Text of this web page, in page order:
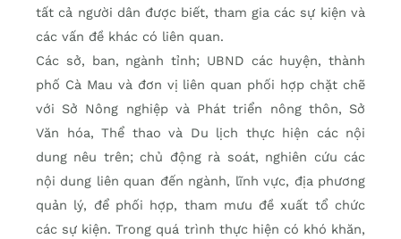
tất cả người dân được biết, tham gia các sự kiện và
các vấn đề khác có liên quan.
Các sở, ban, ngành tỉnh; UBND các huyện, thành
phố Cà Mau và đơn vị liên quan phối hợp chặt chẽ
với Sở Nông nghiệp và Phát triển nông thôn, Sở
Văn hóa, Thể thao và Du lịch thực hiện các nội
dung nêu trên; chủ động rà soát, nghiên cứu các
nội dung liên quan đến ngành, lĩnh vực, địa phương
quản lý, để phối hợp, tham mưu đề xuất tổ chức
các sự kiện. Trong quá trình thực hiện có khó khăn,